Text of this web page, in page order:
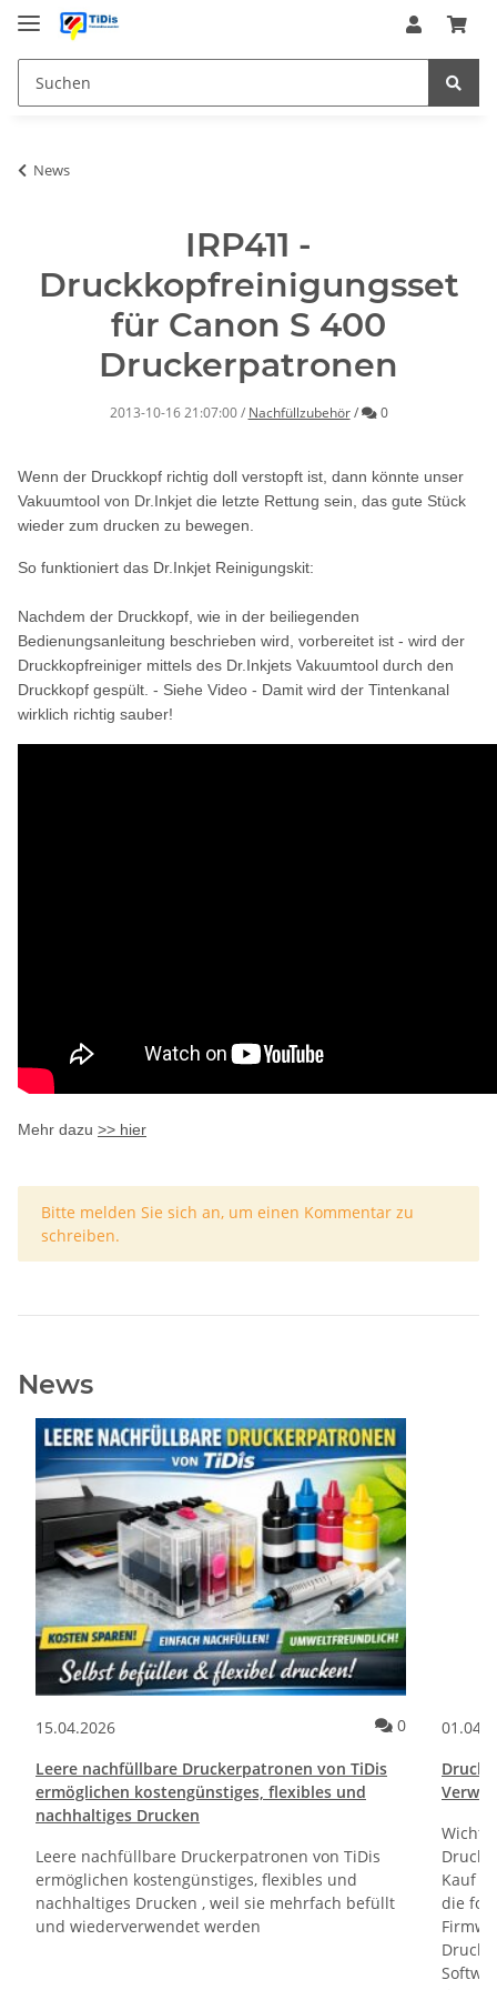
News
IRP411 -
Druckkopfreinigungsset
für Canon S 400
Druckerpatronen
2013-10-16 21:07:00 / Nachfüllzubehör / Kommentare
0
Wenn der Druckkopf richtig doll verstopft ist, dann könnte unser
Vakuumtool von Dr.Inkjet die letzte Rettung sein, das gute Stück
wieder zum drucken zu bewegen.
So funktioniert das Dr.Inkjet Reinigungskit:
Nachdem der Druckkopf, wie in der beiliegenden
Bedienungsanleitung beschrieben wird, vorbereitet ist - wird der
Druckkopfreiniger mittels des Dr.Inkjets Vakuumtool durch den
Druckkopf gespült. - Siehe Video - Damit wird der Tintenkanal
wirklich richtig sauber!
Mehr dazu >> hier
x
Bitte melden Sie sich an, um einen Kommentar zu
schreiben.
News
15.04.2026 Kommentare
0
Leere nachfüllbare Druckerpatronen von TiDis
ermöglichen kostengünstiges, flexibles und
nachhaltiges Drucken
Leere nachfüllbare Druckerpatronen von TiDis
ermöglichen kostengünstiges, flexibles und
nachhaltiges Drucken , weil sie mehrfach befüllt
und wiederverwendet werden
Kauf
die